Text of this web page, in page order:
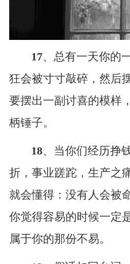
17、总有一天你的
狂会被寸寸敲碎，然后
要摆出一副讨喜的模样
柄锤子。
18、当你们经历挣
折，事业蹉跎，生产之
就会懂得：没有人会被
你觉得容易的时候一定
属于你的那份不易。